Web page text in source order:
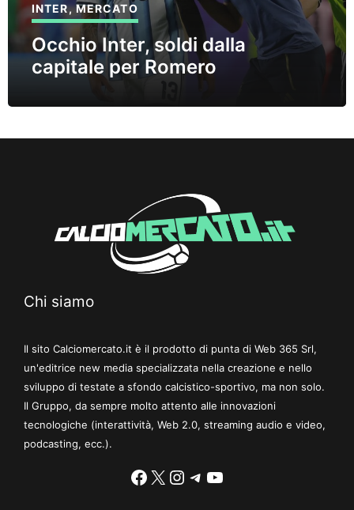
INTER,MERCATO
Occhio Inter, soldi dalla
capitale per Romero
Chi siamo
Il sito Calciomercato.it è il prodotto di punta di Web 365 Srl,
un'editrice new media specializzata nella creazione e nello
sviluppo di testate a sfondo calcistico-sportivo, ma non solo.
Il Gruppo, da sempre molto attento alle innovazioni
tecnologiche (interattività, Web 2.0, streaming audio e video,
podcasting, ecc.).
Facebook
X Instagram
Telegram
YouTube